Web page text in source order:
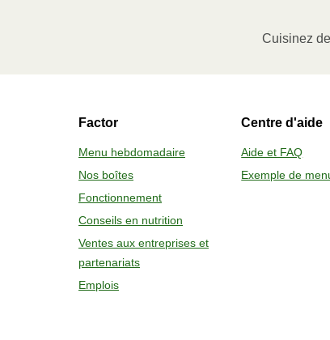
Ôter le manchon de carton,
à portion (le cas échéant) ou
FOUR
Préchauffer le four à 375
Placer sur une plaque de
Sortir le contenant avec
Cuisinez
Factor
Menu hebdomadaire
Nos boîtes
Fonctionnement
Conseils en nutrition
Ventes aux entreprises et
partenariats
Emplois
Centre d'aide
Aide et FAQ
Exemple de